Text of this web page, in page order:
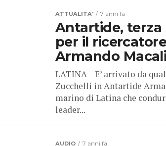
ATTUALITA' 7 anni fa
Antartide, terza
per il
Armando Macali
LATINA – E’ arrivato da
Zucchelli in Antartide
marino di Latina che
leader...
AUDIO 7 anni fa